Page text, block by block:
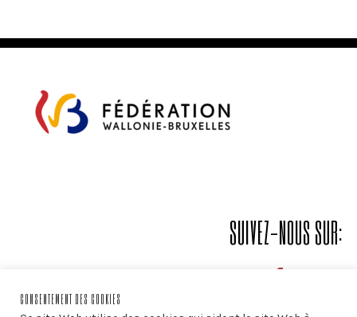
SUIVEZ-NOUS SUR:
CONSENTEMENT DES COOKIES